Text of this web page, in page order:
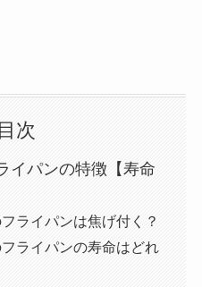
目次
イパンの特徴【寿命
ライパンは焦げ付く？
ライパンの寿命はどれ